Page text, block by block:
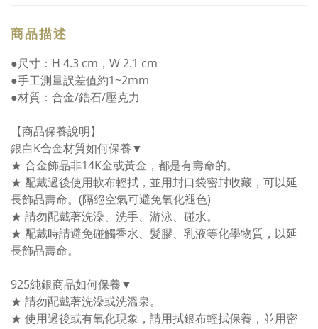
商品描述
●尺寸：H 4.3 cm，W 2.1 cm
●手工測量誤差值約1~2mm
●材質：合金/鋯石/壓克力
【商品保養說明】
銀白K合金材質如何保養▼
★ 合金飾品非14K金或黃金，都是有壽命的。
★ 配戴過後使用軟布輕拭，並用封口袋密封收藏，可以延
長飾品壽命。(隔絕空氣可避免氧化褪色)
★ 請勿配戴著洗澡、洗手、游泳、碰水。
★ 配戴時請避免碰觸香水、髮膠、乳液等化學物質，以延
長飾品壽命。
925純銀商品如何保養▼
★ 請勿配戴著洗澡或洗溫泉。
★ 使用過後或有氧化現象，請用拭銀布輕拭保養，並用密